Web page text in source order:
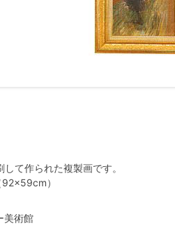
て作られた複製画です。
）
美術館